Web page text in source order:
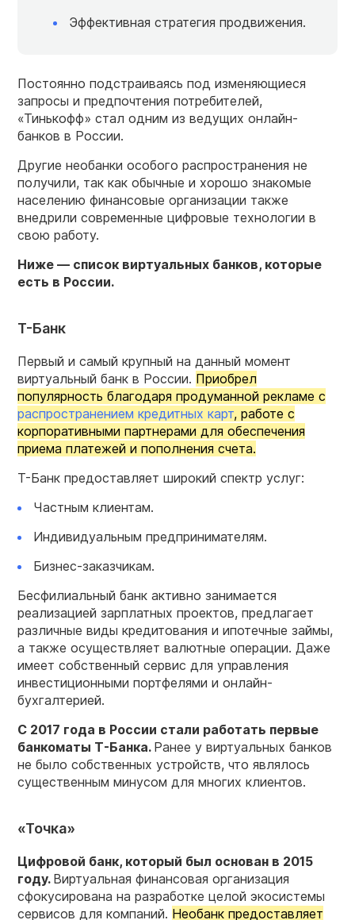
Эффективная стратегия продвижения.
Постоянно подстраиваясь под изменяющиеся
запросы и предпочтения потребителей,
«Тинькофф» стал одним из ведущих онлайн-
банков в России.
Другие необанки особого распространения не
получили, так как обычные и хорошо знакомые
населению финансовые организации также
внедрили современные цифровые технологии в
свою работу.
Ниже — список виртуальных банков, которые
есть в России.
Т-Банк
Первый и самый крупный на данный момент
виртуальный банк в России. Приобрел
популярность благодаря продуманной рекламе с
распространением кредитных карт, работе с
корпоративными партнерами для обеспечения
приема платежей и пополнения счета.
Т-Банк предоставляет широкий спектр услуг:
Частным клиентам.
Индивидуальным предпринимателям.
Бизнес-заказчикам.
Бесфилиальный банк активно занимается
реализацией зарплатных проектов, предлагает
различные виды кредитования и ипотечные займы,
а также осуществляет валютные операции. Даже
имеет собственный сервис для управления
инвестиционными портфелями и онлайн-
бухгалтерией.
С 2017 года в России стали работать первые
банкоматы Т-Банка. Ранее у виртуальных банков
не было собственных устройств, что являлось
существенным минусом для многих клиентов.
«Точка»
Цифровой банк, который был основан в 2015
году. Виртуальная финансовая организация
сфокусирована на разработке целой экосистемы
сервисов для компаний. Необанк предоставляет